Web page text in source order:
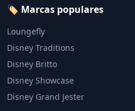
🏷️ Marcas populares
Loungefly
Disney Traditions
Disney Britto
Disney Showcase
Disney Grand Jester